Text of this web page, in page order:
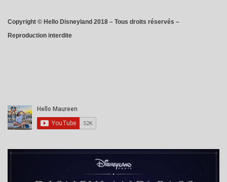
Copyright © Hello Disneyland 2018 – Tous droits réservés –
Reproduction interdite